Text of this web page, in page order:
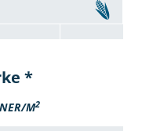
*
M2